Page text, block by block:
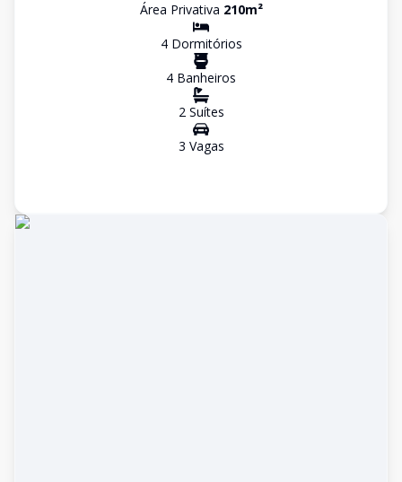
Área Privativa 210m²
4Dormitórios
4 Banheiros
2Suítes
3 Vagas